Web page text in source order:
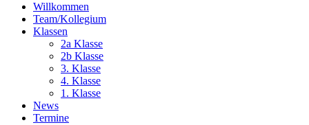
Willkommen
Team/Kollegium
Klassen
2a Klasse
2b Klasse
3. Klasse
4. Klasse
1. Klasse
News
Termine